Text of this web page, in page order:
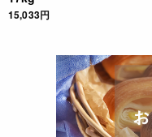
15,033円